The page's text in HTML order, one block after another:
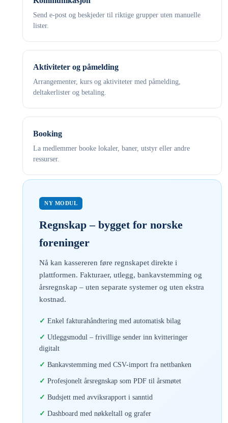
Send e-post og beskjeder til riktige grupper uten manuelle
lister.
Aktiviteter og påmelding
Arrangementer, kurs og aktiviteter med påmelding,
deltakerlister og betaling.
Booking
La medlemmer booke lokaler, baner, utstyr eller andre
ressurser.
NY MODUL
Regnskap – bygget for norske
foreninger
Nå kan kassereren føre regnskapet direkte i
plattformen. Fakturaer, utlegg, bankavstemming og
årsregnskap – uten separate systemer og uten ekstra
kostnad.
Enkel fakturahåndtering med automatisk bilag
Utleggsmodul – frivillige sender inn kvitteringer
digitalt
Bankavstemming med CSV-import fra nettbanken
Profesjonelt årsregnskap som PDF til årsmøtet
Budsjett med avviksrapport i sanntid
Dashboard med nøkkeltall og grafer